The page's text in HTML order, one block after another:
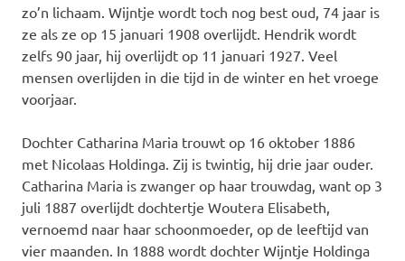
zo’n lichaam. Wijntje wordt toch nog best oud, 74 jaar is
ze als ze op 15 januari 1908 overlijdt. Hendrik wordt
zelfs 90 jaar, hij overlijdt op 11 januari 1927. Veel
mensen overlijden in die tijd in de winter en het vroege
voorjaar.
Dochter Catharina Maria trouwt op 16 oktober 1886
met Nicolaas Holdinga. Zij is twintig, hij drie jaar ouder.
Catharina Maria is zwanger op haar trouwdag, want op 3
juli 1887 overlijdt dochtertje Woutera Elisabeth,
vernoemd naar haar schoonmoeder, op de leeftijd van
vier maanden. In 1888 wordt dochter Wijntje Holdinga